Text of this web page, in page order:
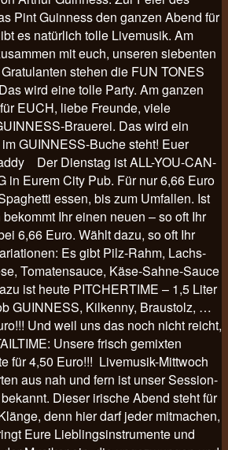
Pint Guinness den ganzen Abend für
es natürlich tolle Livemusik. Am
mit euch, unseren siebenten
stehen die FUN TONES
wird eine tolle Party. Am ganzen
EUCH, liebe Freunde, viele
Brauerei. Das wird ein
GUINNESS-Buche steht! Euer
Der Dienstag ist ALL-YOU-CAN-
in Eurem City Pub. Für nur 6,66 Euro
essen, bis zum Umfallen. Ist
Ihr einen neuen – so oft Ihr
6,66 Euro. Wählt dazu, so oft Ihr
Es gibt Pilz-Rahm, Lachs-
Tomatensauce, Käse-Sahne-Sauce
ist heute PITCHERTIME – 1,5 Liter
GUINNESS, Kilkenny, Braustolz, …
Und weil uns das noch nicht reicht,
Unsere frisch gemixten
für 4,50 Euro!!! Livemusik-Mittwoch
aus nah und fern ist unser Session-
Dieser irische Abend steht für
denn hier darf jeder mitmachen,
Eure Lieblingsinstrumente und